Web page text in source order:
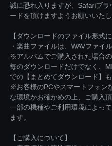
誠に恐れ入りますが、Safariブ
ードを頂けますようお願いいたし
【ダウンロードのファイル形式に
・楽曲ファイルは、WAVファイ
※アルバムでご購入された場合
毎のダウンロードだけでなく、
での【まとめてダウンロード】も
※お客様のPCやスマートフォン
な環境かお確かめの上、ご購入
一部の機種やご利用環境によっ
ます。
【ご購入について】